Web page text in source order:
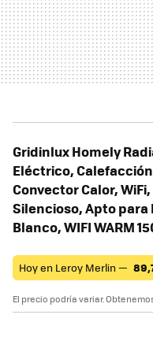
Gridinlux Homely
Eléctrico,
Convector Calor,
Silencioso, Apto para
Blanco, WIFI WARM
Hoy en Leroy Merlin —
El precio podría variar.